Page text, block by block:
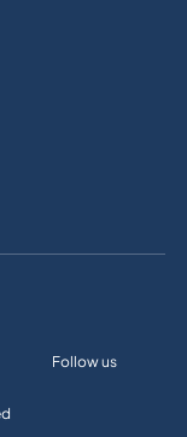
Follow us